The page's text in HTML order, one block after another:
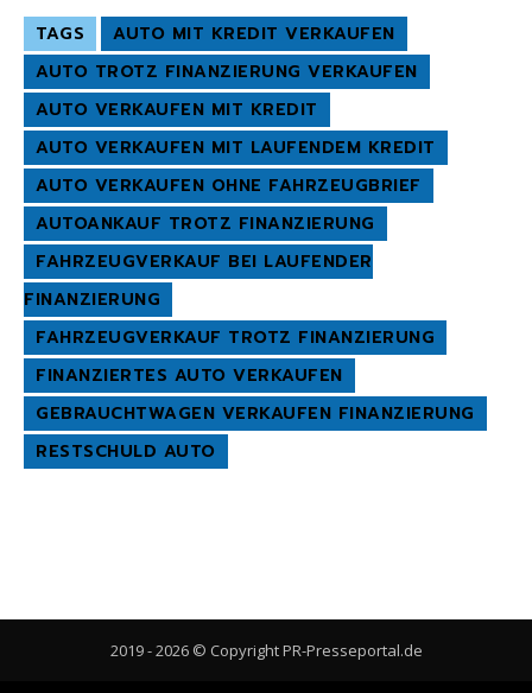
TAGS
AUTO MIT KREDIT VERKAUFEN
AUTO TROTZ FINANZIERUNG VERKAUFEN
AUTO VERKAUFEN MIT KREDIT
AUTO VERKAUFEN MIT LAUFENDEM KREDIT
AUTO VERKAUFEN OHNE FAHRZEUGBRIEF
AUTOANKAUF TROTZ FINANZIERUNG
FAHRZEUGVERKAUF BEI LAUFENDER
FINANZIERUNG
FAHRZEUGVERKAUF TROTZ FINANZIERUNG
FINANZIERTES AUTO VERKAUFEN
GEBRAUCHTWAGEN VERKAUFEN FINANZIERUNG
RESTSCHULD AUTO
2019 - 2026 © Copyright PR-Presseportal.de